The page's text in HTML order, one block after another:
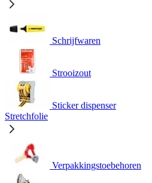
Schrijfwaren
Strooizout
Sticker dispenser
Stretchfolie
Verpakkingstoebehoren